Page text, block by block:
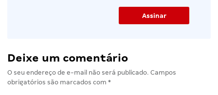
Deixe um comentário
O seu endereço de e-mail não será publicado. Campos
obrigatórios são marcados com *